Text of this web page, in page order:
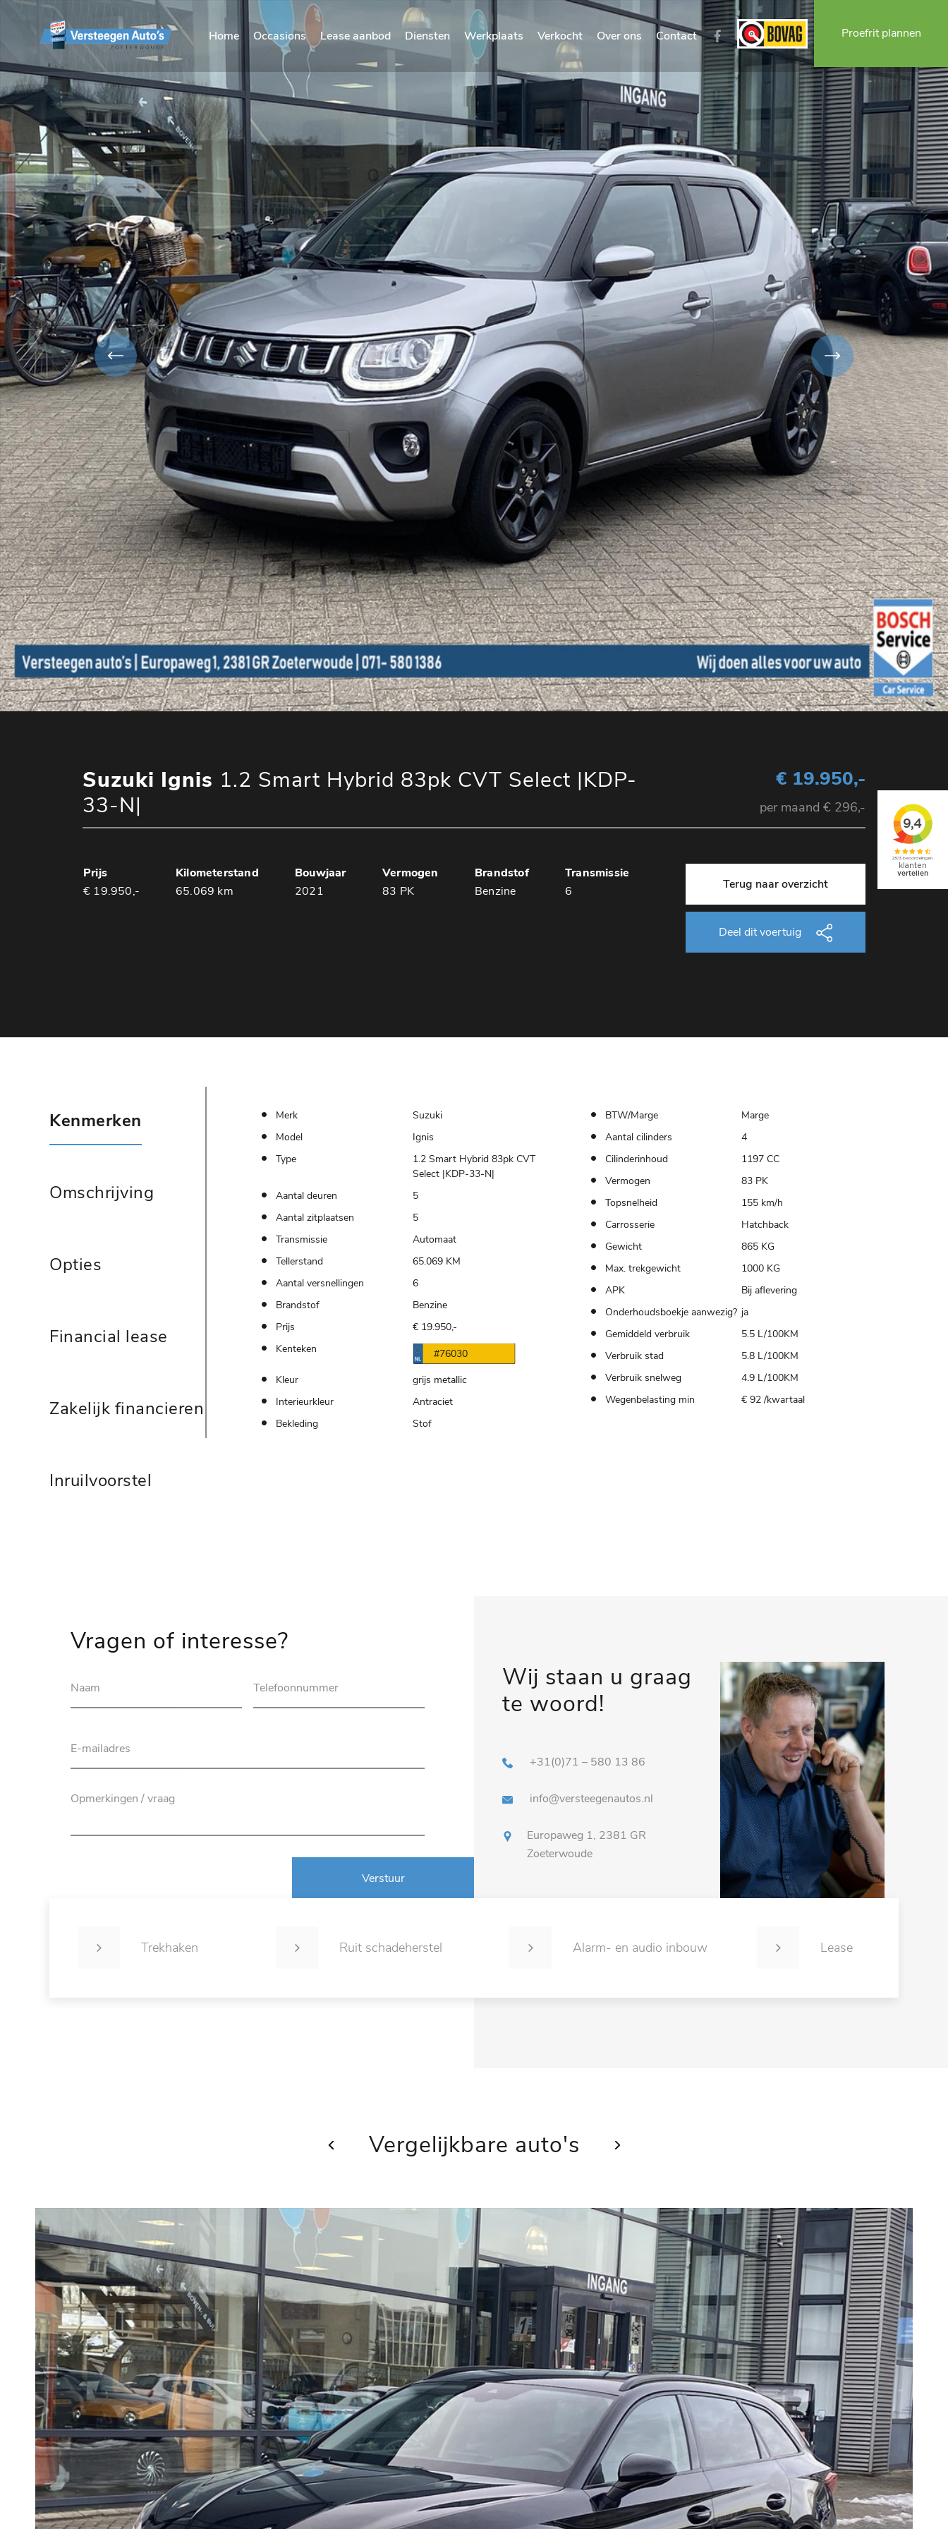
Home Occasions Lease aanbod Diensten Werkplaats Verkocht Over ons Contact Proefrit plannen
Suzuki Ignis 1.2 Smart Hybrid 83pk CVT Select |KDP-
33-N|
€ 19.950,-
per maand € 296,-
Prijs Kilometerstand Bouwjaar Vermogen Brandstof
Transmissie
€ 19.950,-
65.069 km 2021 83 PK Benzine 6 Terug naar overzicht
Deel dit voertuig
Kenmerken
Omschrijving
Opties
Financial lease
Zakelijk financieren
Inruilvoorstel
Merk
Suzuki
Model
Ignis
Type
1.2 Smart Hybrid 83pk CVT
Select |KDP-33-N|
Aantal deuren
5
Aantal zitplaatsen
5
Transmissie
Automaat
Tellerstand
65.069 KM
Aantal versnellingen
6
Brandstof
Benzine
Prijs
€ 19.950,-
Kenteken
#76030
Kleur
grijs metallic
Interieurkleur
Antraciet
Bekleding
Stof
BTW/Marge
Marge
Aantal cilinders
4
Cilinderinhoud
1197 CC
Vermogen
83 PK
Topsnelheid
155 km/h
Carrosserie
Hatchback
Gewicht
865 KG
Max. trekgewicht
1000 KG
APK
Bij aflevering
Onderhoudsboekje aanwezig? ja
Gemiddeld verbruik
5.5 L/100KM
Verbruik stad
5.8 L/100KM
Verbruik snelweg
4.9 L/100KM
Wegenbelasting min
€ 92 /kwartaal
Vragen of interesse?
Verstuur
Wij staan u graag
te woord!
+31(0)71 – 580 13 86
info@versteegenautos.nl
Europaweg 1, 2381 GR
Zoeterwoude
Trekhaken Ruit schadeherstel Alarm- en audio inbouw Lease
Vergelijkbare auto's